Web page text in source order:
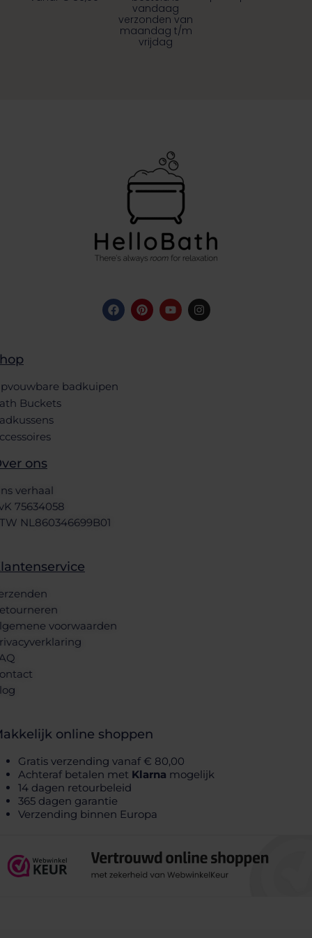
vandaag
verzonden van
maandag t/m
vrijdag
badkuipen
Buckets
ons
verhaal
75634058
NL860346699B01
voorwaarden
online shoppen
Gratis verzending vanaf € 80,00
Achteraf betalen met Klarna mogelijk
14 dagen retourbeleid
365 dagen garantie
Verzending binnen Europa